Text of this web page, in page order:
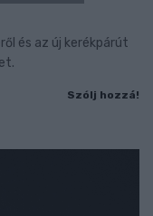
és az új kerékpárút
Szólj hozzá!